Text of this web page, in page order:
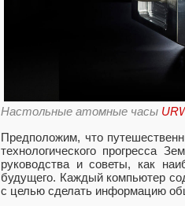
Настольные атомные часы
Предположим, что
технологического прогресса
руководства и советы, как
будущего. Каждый компьютер
с целью сделать информацию